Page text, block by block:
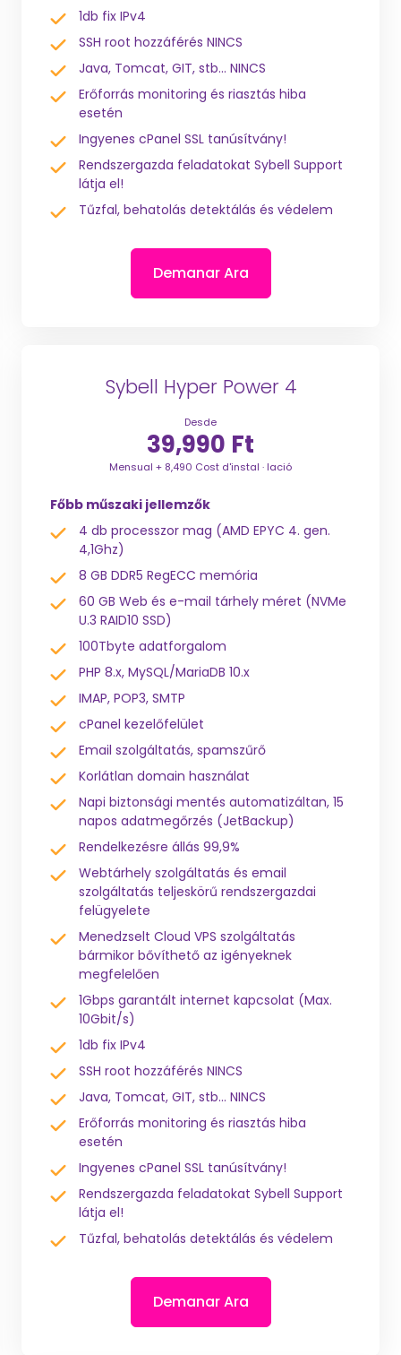
1db fix IPv4
SSH root hozzáférés NINCS
Java, Tomcat, GIT, stb... NINCS
Erőforrás monitoring és riasztás hiba
esetén
Ingyenes cPanel SSL tanúsítvány!
Rendszergazda feladatokat Sybell Support
látja el!
Tűzfal, behatolás detektálás és védelem
Demanar Ara
Sybell Hyper Power 4
Desde
39,990 Ft
Mensual + 8,490 Cost d'instal · lació
Főbb műszaki jellemzők
4 db processzor mag (AMD EPYC 4. gen.
4,1Ghz)
8 GB DDR5 RegECC memória
60 GB Web és e-mail tárhely méret (NVMe
U.3 RAID10 SSD)
100Tbyte adatforgalom
PHP 8.x, MySQL/MariaDB 10.x
IMAP, POP3, SMTP
cPanel kezelőfelület
Email szolgáltatás, spamszűrő
Korlátlan domain használat
Napi biztonsági mentés automatizáltan, 15
napos adatmegőrzés (JetBackup)
Rendelkezésre állás 99,9%
Webtárhely szolgáltatás és email
szolgáltatás teljeskörű rendszergazdai
felügyelete
Menedzselt Cloud VPS szolgáltatás
bármikor bővíthető az igényeknek
megfelelően
1Gbps garantált internet kapcsolat (Max.
10Gbit/s)
1db fix IPv4
SSH root hozzáférés NINCS
Java, Tomcat, GIT, stb... NINCS
Erőforrás monitoring és riasztás hiba
esetén
Ingyenes cPanel SSL tanúsítvány!
Rendszergazda feladatokat Sybell Support
látja el!
Tűzfal, behatolás detektálás és védelem
Demanar Ara